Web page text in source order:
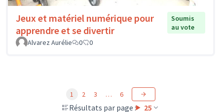
Jeux et matériel numérique pour
apprendre et se divertir
Soumis
au vote
Alvarez Aurélie
0 0
Résultats par page : 25
1 2 3 … 6